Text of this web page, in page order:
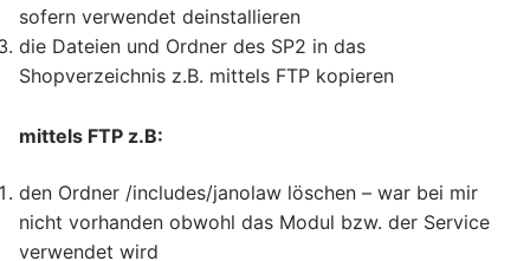
sofern verwendet deinstallieren
die Dateien und Ordner des SP2 in das
Shopverzeichnis z.B. mittels FTP kopieren
mittels FTP z.B:
den Ordner /includes/janolaw löschen – war bei mir
nicht vorhanden obwohl das Modul bzw. der Service
verwendet wird